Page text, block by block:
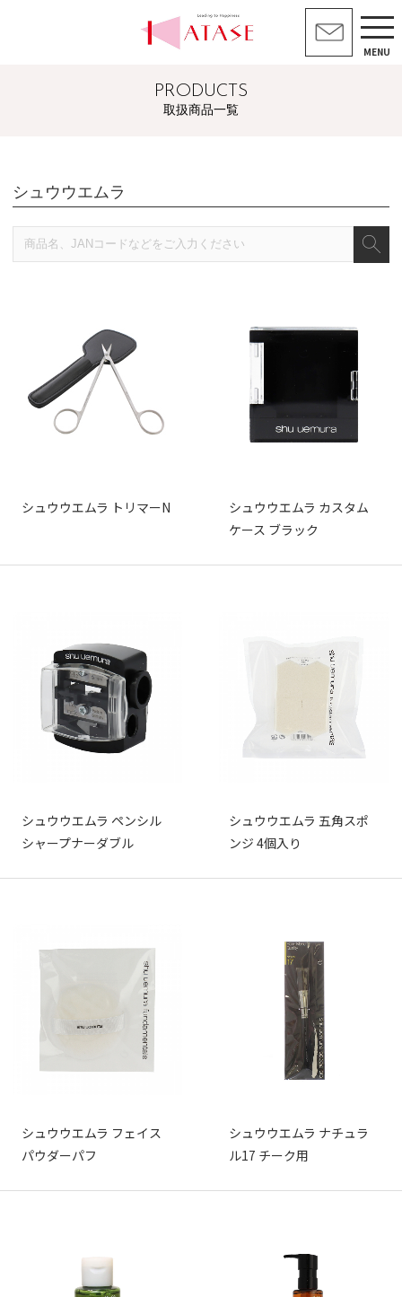
MENU
PRODUCTS
取扱商品一覧
シュウウエムラ
シュウウエムラ トリマーN
シュウウエムラ カスタム
ケース ブラック
シュウウエムラ ペンシル
シャープナーダブル
シュウウエムラ 五角スポ
ンジ 4個入り
シュウウエムラ フェイス
パウダーパフ
シュウウエムラ ナチュラ
ル17 チーク用